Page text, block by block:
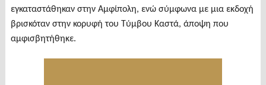
εγκαταστάθηκαν στην Αμφίπολη, ενώ σύμφωνα με μια εκδοχή
βρισκόταν στην κορυφή του Τύμβου Καστά, άποψη που
αμφισβητήθηκε.